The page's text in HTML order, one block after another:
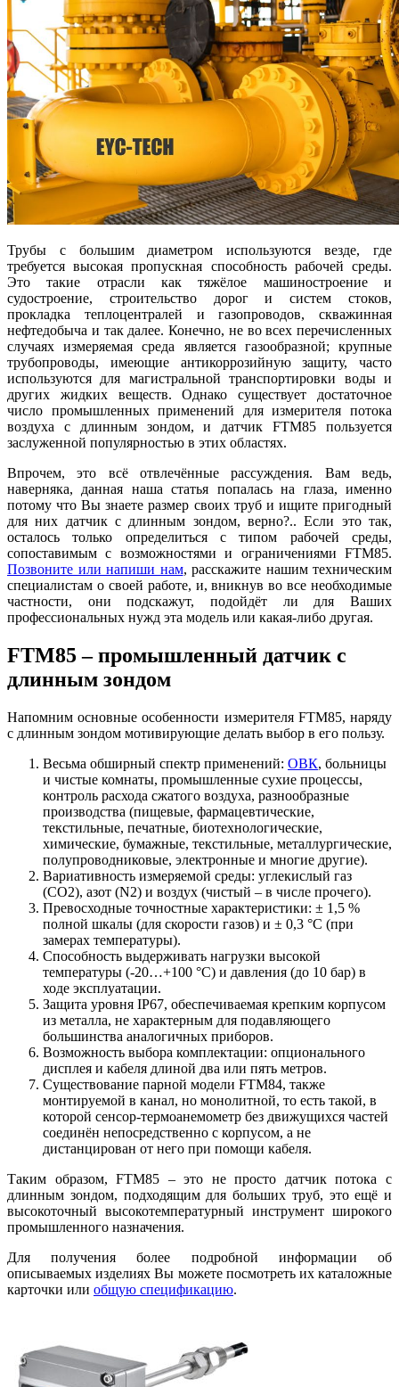
Трубы с большим диаметром используются везде, где
требуется высокая пропускная способность рабочей среды.
Это такие отрасли как тяжёлое машиностроение и
судостроение, строительство дорог и систем стоков,
прокладка теплоцентралей и газопроводов, скважинная
нефтедобыча и так далее. Конечно, не во всех перечисленных
случаях измеряемая среда является газообразной; крупные
трубопроводы, имеющие антикоррозийную защиту, часто
используются для магистральной транспортировки воды и
других жидких веществ. Однако существует достаточное
число промышленных применений для измерителя потока
воздуха с длинным зондом, и датчик FTM85 пользуется
заслуженной популярностью в этих областях.
Впрочем, это всё отвлечённые рассуждения. Вам ведь,
наверняка, данная наша статья попалась на глаза, именно
потому что Вы знаете размер своих труб и ищите пригодный
для них датчик с длинным зондом, верно?.. Если это так,
осталось только определиться с типом рабочей среды,
сопоставимым с возможностями и ограничениями FTM85.
Позвоните или напиши нам, расскажите нашим техническим
специалистам о своей работе, и, вникнув во все необходимые
частности, они подскажут, подойдёт ли для Ваших
профессиональных нужд эта модель или какая-либо другая.
FTM85 – промышленный датчик с
длинным зондом
Напомним основные особенности измерителя FTM85, наряду
с длинным зондом мотивирующие делать выбор в его пользу.
Весьма обширный спектр применений: ОВК, больницы
и чистые комнаты, промышленные сухие процессы,
контроль расхода сжатого воздуха, разнообразные
производства (пищевые, фармацевтические,
текстильные, печатные, биотехнологические,
химические, бумажные, текстильные, металлургические,
полупроводниковые, электронные и многие другие).
Вариативность измеряемой среды: углекислый газ
(CO2), азот (N2) и воздух (чистый – в числе прочего).
Превосходные точностные характеристики: ± 1,5 %
полной шкалы (для скорости газов) и ± 0,3 °C (при
замерах температуры).
Способность выдерживать нагрузки высокой
температуры (-20…+100 °C) и давления (до 10 бар) в
ходе эксплуатации.
Защита уровня IP67, обеспечиваемая крепким корпусом
из металла, не характерным для подавляющего
большинства аналогичных приборов.
Возможность выбора комплектации: опционального
дисплея и кабеля длиной два или пять метров.
Существование парной модели FTM84, также
монтируемой в канал, но монолитной, то есть такой, в
которой сенсор-термоанемометр без движущихся частей
соединён непосредственно с корпусом, а не
дистанцирован от него при помощи кабеля.
Таким образом, FTM85 – это не просто датчик потока с
длинным зондом, подходящим для больших труб, это ещё и
высокоточный высокотемпературный инструмент широкого
промышленного назначения.
Для получения более подробной информации об
описываемых изделиях Вы можете посмотреть их каталожные
карточки или общую спецификацию.